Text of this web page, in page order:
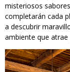
misteriosos
completarán cada
a descubrir
ambiente que